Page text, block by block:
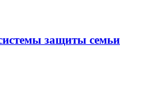
защиты семьи